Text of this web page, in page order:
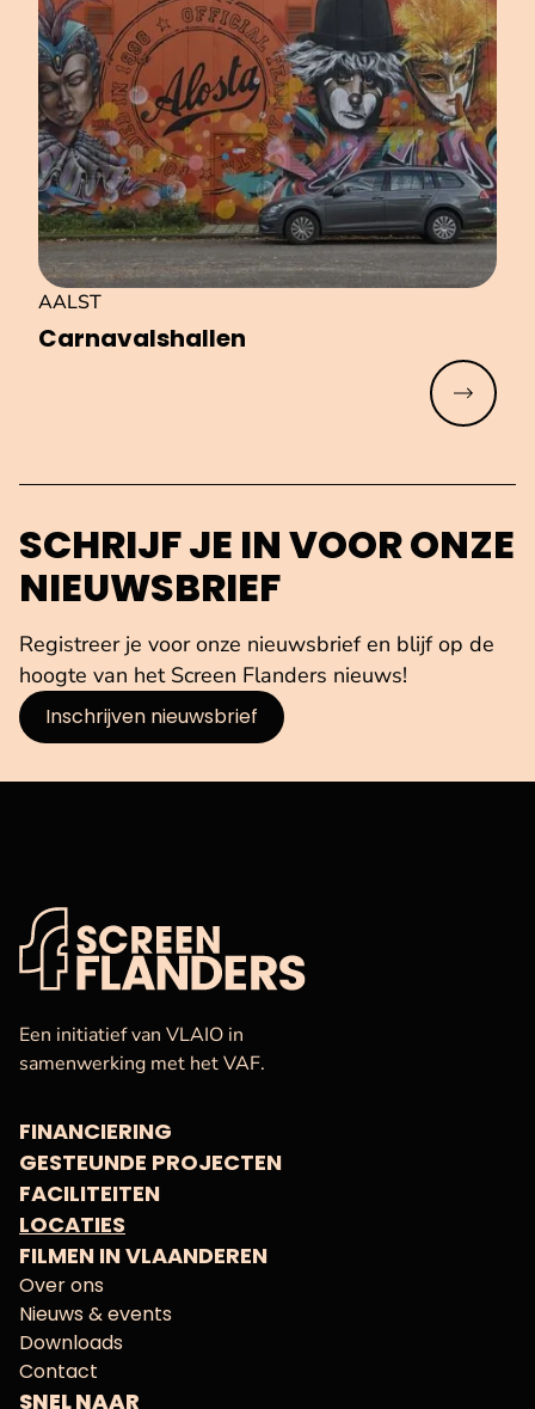
Car­na­vals­hal­len
AALST
Meer
SCHRIJF JE IN VOOR ONZE
NIEUWSBRIEF
Registreer je voor onze nieuwsbrief en blijf op de
hoogte van het Screen Flanders nieuws!
Inschrijven nieuwsbrief
VAF
Een initiatief van VLAIO in
samenwerking met het VAF.
FINANCIERING
GESTEUNDE PROJECTEN
FACILITEITEN
LOCATIES
FILMEN IN VLAANDEREN
Over ons
Nieuws & events
Downloads
Contact
SNEL NAAR